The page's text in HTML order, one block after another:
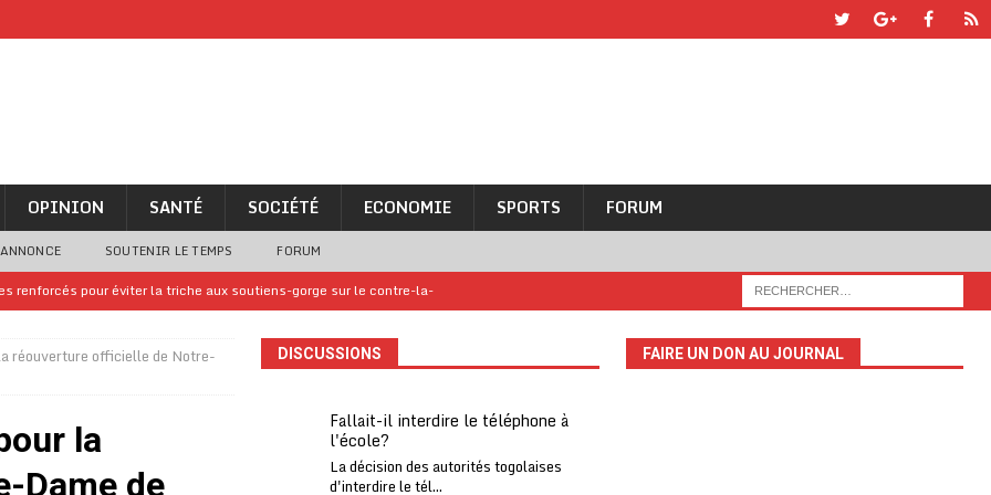
OPINION SANTÉ SOCIÉTÉ ECONOMIE SPORTS FORUM
SOUTENIR LE TEMPS FORUM
renforcés pour éviter la triche aux soutiens-gorge sur le contre-la-
confirme sa présence à la fête nationale
A LA UNE
de loterie gagnant que son propriétaire avait envoyé à un proche
réouverture officielle de Notre-
la
Dame de
DISCUSSIONS
Fallait-il interdire le téléphone à
l'école?
La décision des autorités togolaises
d'interdire le tél...
FAIRE UN DON AU JOURNAL